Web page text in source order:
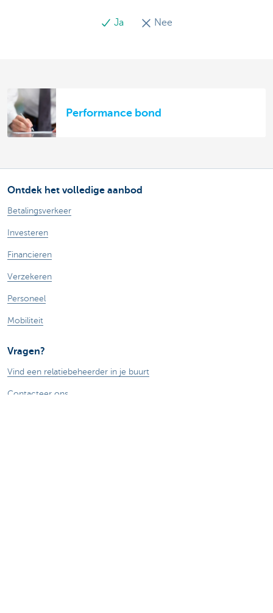
Ja Nee
Performance bond
Ontdek het volledige aanbod
Betalingsverkeer
Investeren
Financieren
Verzekeren
Personeel
Mobiliteit
Vragen?
Vind een relatiebeheerder in je buurt
Contacteer ons